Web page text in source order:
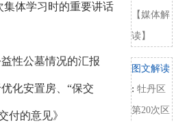
集体学习时的重要讲话
性公墓情况的汇报
化安置房、“保交
付的意见》
【媒体解
读】
图文解读
: 牡丹区
第20次区